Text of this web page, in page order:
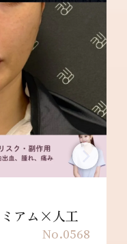
No.0568
アム×人工